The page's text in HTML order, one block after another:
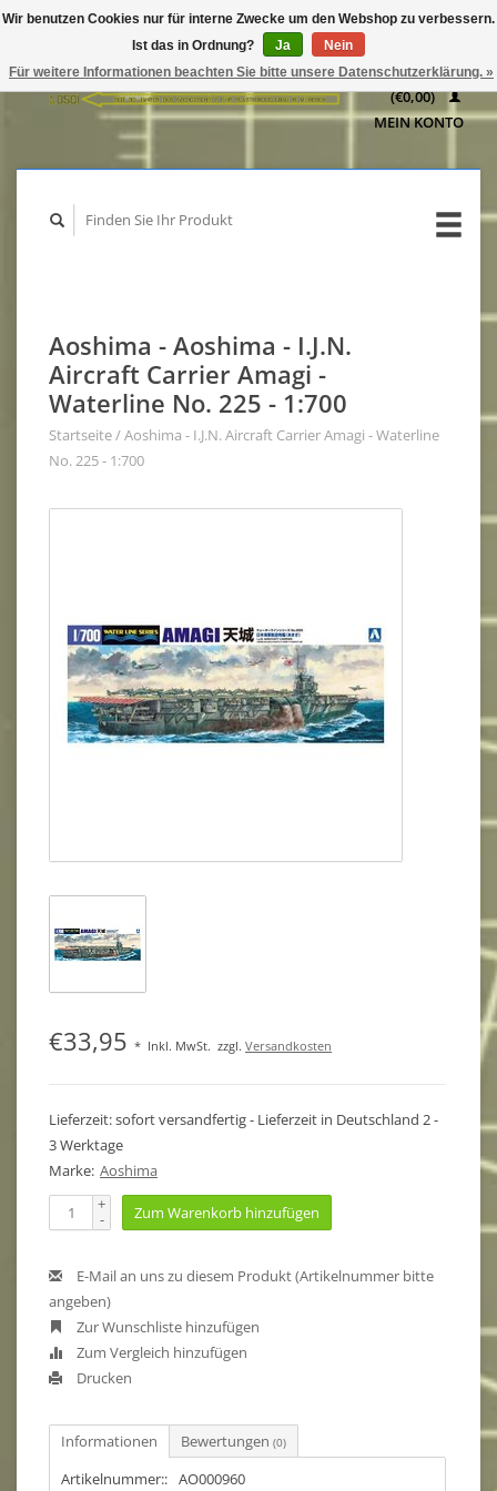
WARENKORB
(€0,00)
MEIN KONTO
Aoshima - Aoshima - I.J.N.
Aircraft Carrier Amagi -
Waterline No. 225 - 1:700
Startseite/Aoshima - I.J.N. Aircraft Carrier Amagi - Waterline
No. 225 - 1:700
€33,95 * Inkl. MwSt. zzgl. Versandkosten
Lieferzeit: sofort versandfertig - Lieferzeit in Deutschland 2 -
3 Werktage
Marke: Aoshima
+
- Zum Warenkorb hinzufügen
E-Mail an uns zu diesem Produkt (Artikelnummer bitte
angeben)
Zur Wunschliste hinzufügen
Zum Vergleich hinzufügen
Drucken
Informationen Bewertungen (0)
Artikelnummer:: AO000960
Wir benutzen Cookies nur für interne Zwecke um den Webshop zu verbessern.
Ist das in Ordnung?
Ja
Nein
Für weitere Informationen beachten Sie bitte unsere Datenschutzerklärung. »